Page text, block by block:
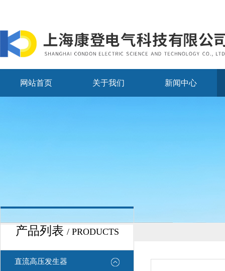
网站首页 关于我们 新闻中心
产品列表 / PRODUCTS
直流高压发生器